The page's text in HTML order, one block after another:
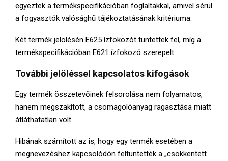
egyeztek a termékspecifikációban foglaltakkal, amivel sérül
a fogyasztók valósághű tájékoztatásának kritériuma.
Két termék jelölésén E625 ízfokozót tüntettek fel, míg a
termékspecifikációban E621 ízfokozó szerepelt.
További jelöléssel kapcsolatos kifogások
Egy termék összetevőinek felsorolása nem folyamatos,
hanem megszakított, a csomagolóanyag ragasztása miatt
átláthatatlan volt.
Hibának számított az is, hogy egy termék esetében a
megnevezéshez kapcsolódón feltüntették a „csökkentett